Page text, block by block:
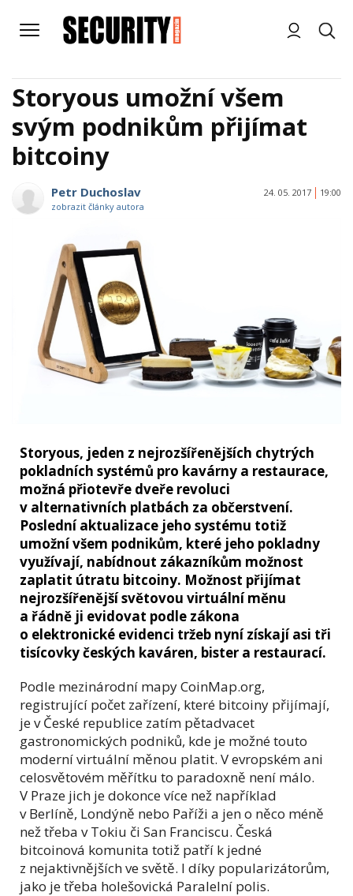
Storyous umožní všem
svým podnikům přijímat
bitcoiny
Petr Duchoslav
zobrazit články autora
24. 05. 2017 19:00
Storyous, jeden z nejrozšířenějších chytrých
pokladních systémů pro kavárny a restaurace,
možná přiotevře dveře revoluci
v alternativních platbách za občerstvení.
Poslední aktualizace jeho systému totiž
umožní všem podnikům, které jeho pokladny
využívají, nabídnout zákazníkům možnost
zaplatit útratu bitcoiny. Možnost přijímat
nejrozšířenější světovou virtuální měnu
a řádně ji evidovat podle zákona
o elektronické evidenci tržeb nyní získají asi tři
tisícovky českých kaváren, bister a restaurací.
Podle mezinárodní mapy CoinMap.org,
registrující počet zařízení, které bitcoiny přijímají,
je v České republice zatím pětadvacet
gastronomických podniků, kde je možné touto
moderní virtuální měnou platit. V evropském ani
celosvětovém měřítku to paradoxně není málo.
V Praze jich je dokonce více než například
v Berlíně, Londýně nebo Paříži a jen o něco méně
než třeba v Tokiu či San Franciscu. Česká
bitcoinová komunita totiž patří k jedné
z nejaktivnějších ve světě. I díky popularizátorům,
jako je třeba holešovická Paralelní polis.